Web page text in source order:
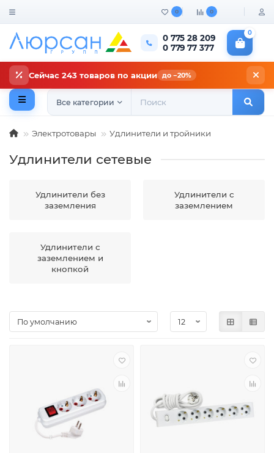
0 0
0 775 28 209
0 779 77 377
0
Сейчас 243 товаров по акции до −20%
Все категории
Электротовары Удлинители и тройники
Удлинители сетевые
Удлинители без
заземления
Удлинители с
заземлением
Удлинители с
заземлением и
кнопкой